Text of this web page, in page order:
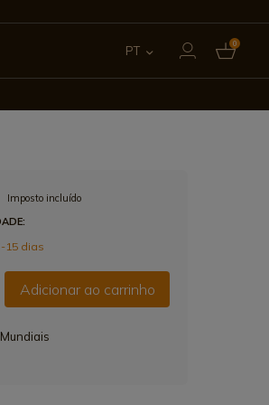
PT 0
Imposto incluído
15 dias
Adicionar ao carrinho